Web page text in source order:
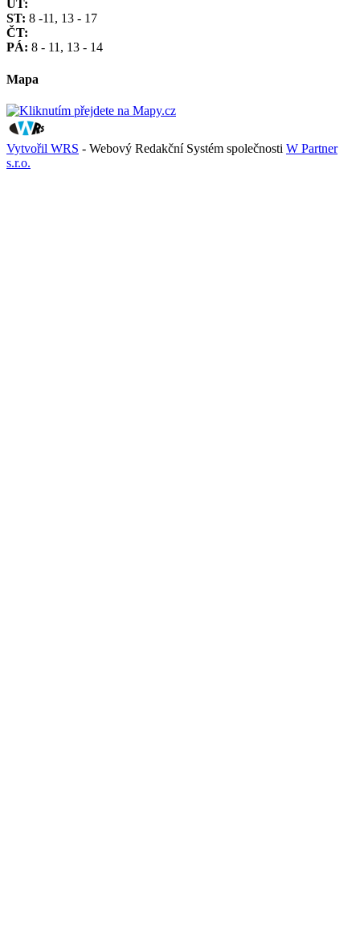
ÚT:
ST: 8 -11, 13 - 17
ČT:
PÁ: 8 - 11, 13 - 14
Mapa
Vytvořil WRS - Webový Redakční Systém společnosti W Partner
s.r.o.